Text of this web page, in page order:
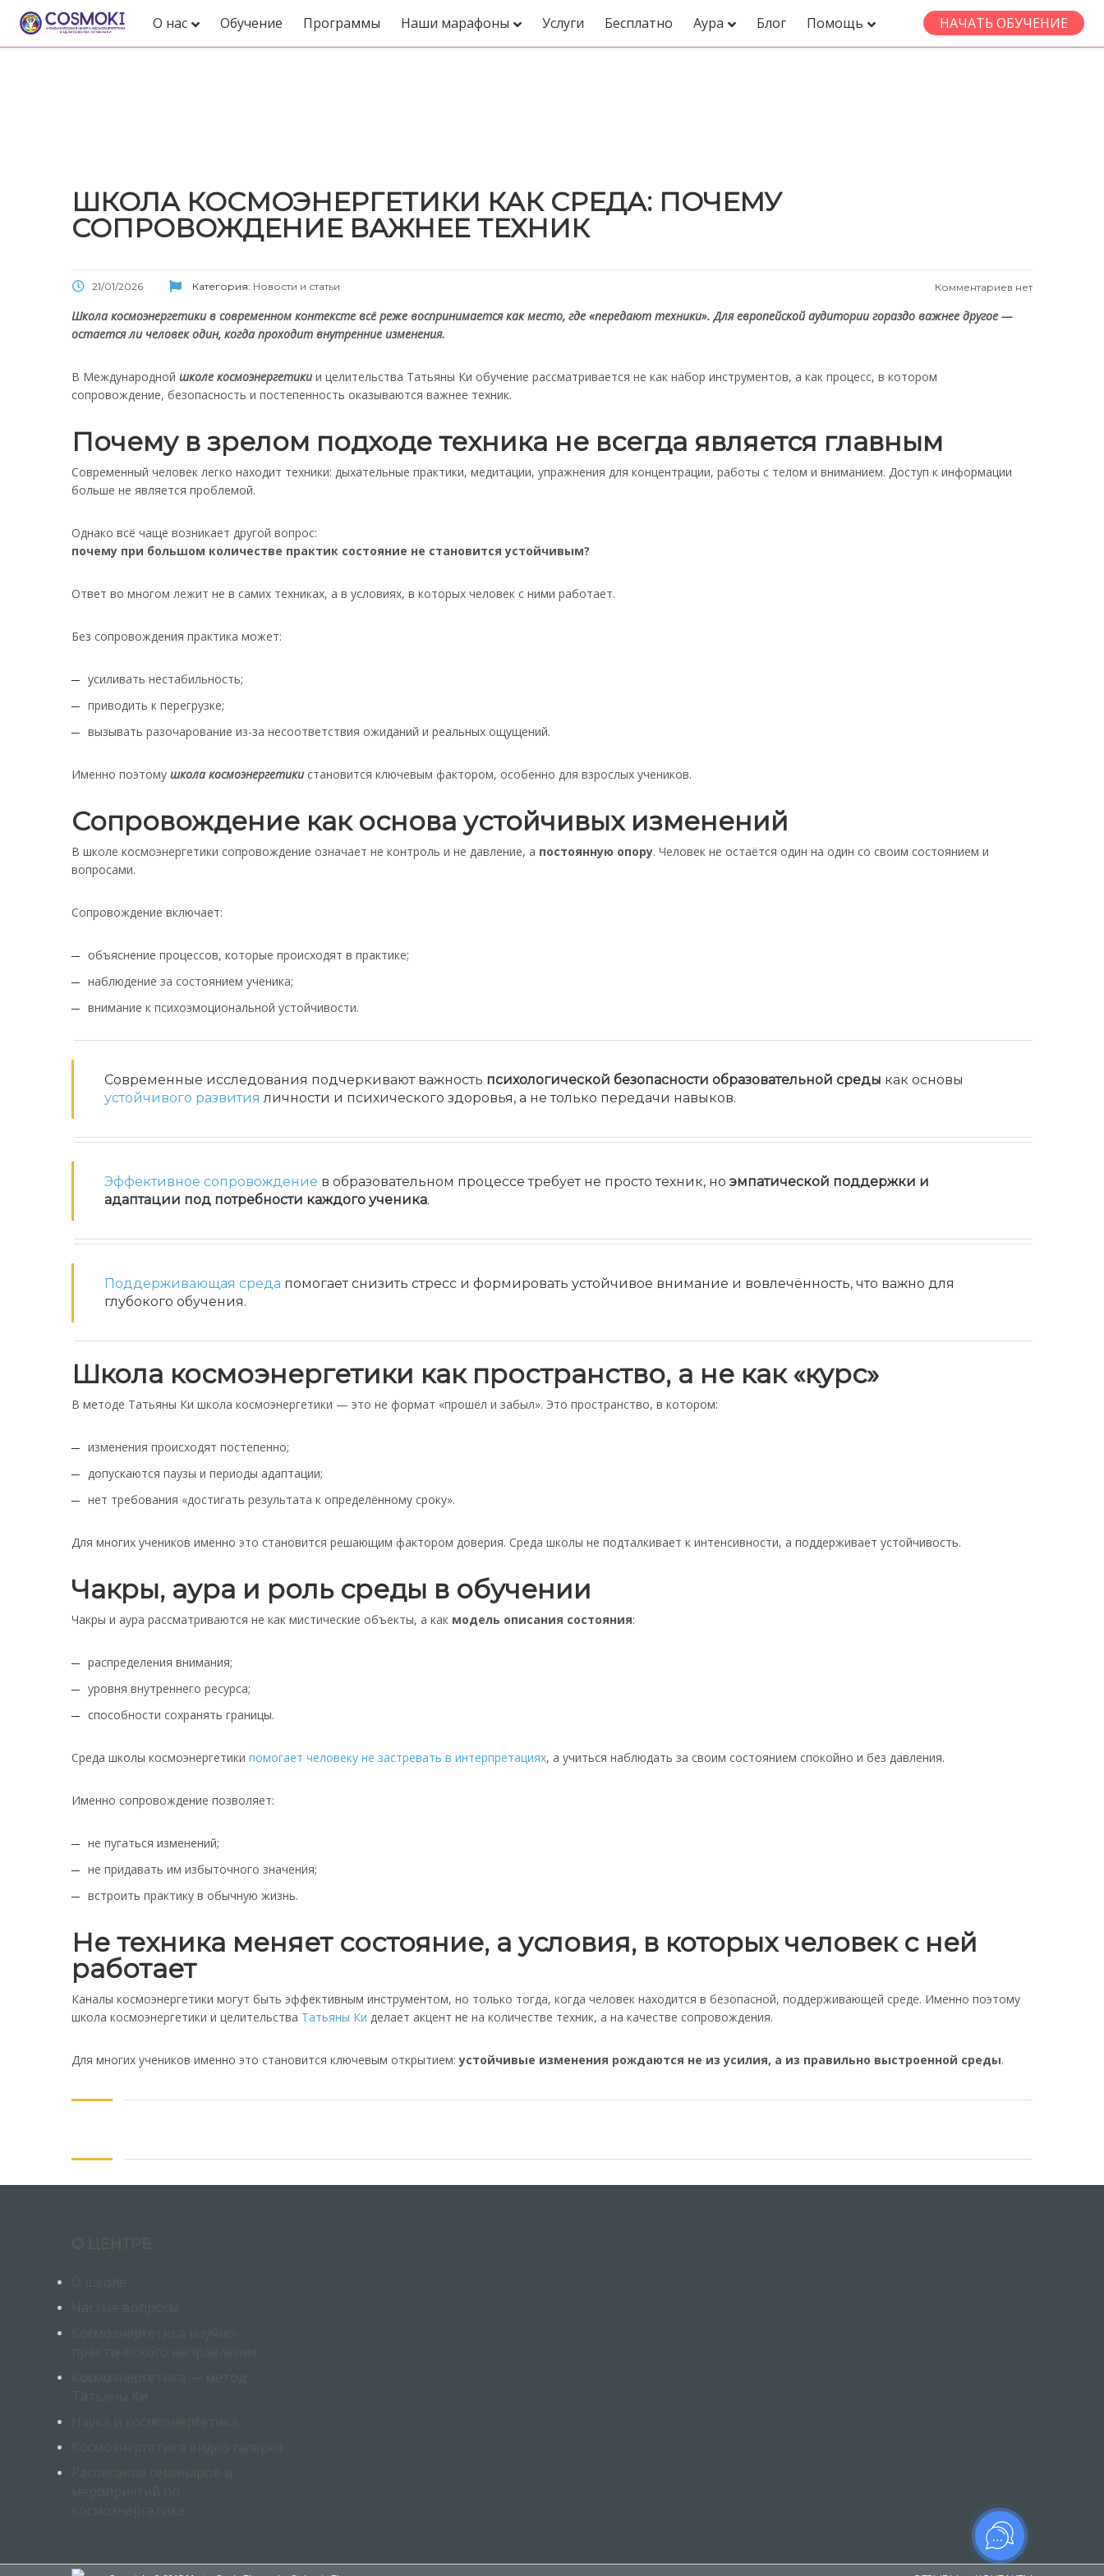
О нас Обучение Программы Наши марафоны Услуги Бесплатно Аура Блог Помощь НАЧАТЬ ОБУЧЕНИЕ
ШКОЛА КОСМОЭНЕРГЕТИКИ КАК СРЕДА: ПОЧЕМУ
СОПРОВОЖДЕНИЕ ВАЖНЕЕ ТЕХНИК
21/01/2026 Категория: Новости и статьи Комментариев нет
Школа космоэнергетики в современном контексте всё реже воспринимается как место, где «передают техники». Для европейской аудитории гораздо важнее другое —
остается ли человек один, когда проходит внутренние изменения.
В Международной школе космоэнергетики и целительства Татьяны Ки обучение рассматривается не как набор инструментов, а как процесс, в котором
сопровождение, безопасность и постепенность оказываются важнее техник.
Почему в зрелом подходе техника не всегда является главным
Современный человек легко находит техники: дыхательные практики, медитации, упражнения для концентрации, работы с телом и вниманием. Доступ к информации
больше не является проблемой.
Однако всё чаще возникает другой вопрос:
почему при большом количестве практик состояние не становится устойчивым?
Ответ во многом лежит не в самих техниках, а в условиях, в которых человек с ними работает.
Без сопровождения практика может:
усиливать нестабильность;
приводить к перегрузке;
вызывать разочарование из-за несоответствия ожиданий и реальных ощущений.
Именно поэтому школа космоэнергетики становится ключевым фактором, особенно для взрослых учеников.
Сопровождение как основа устойчивых изменений
В школе космоэнергетики сопровождение означает не контроль и не давление, а постоянную опору. Человек не остаётся один на один со своим состоянием и
вопросами.
Сопровождение включает:
объяснение процессов, которые происходят в практике;
наблюдение за состоянием ученика;
внимание к психоэмоциональной устойчивости.
Современные исследования подчеркивают важность психологической безопасности образовательной среды как основы
устойчивого развития личности и психического здоровья, а не только передачи навыков.
Эффективное сопровождение в образовательном процессе требует не просто техник, но эмпатической поддержки и
адаптации под потребности каждого ученика.
Поддерживающая среда помогает снизить стресс и формировать устойчивое внимание и вовлечённость, что важно для
глубокого обучения.
Школа космоэнергетики как пространство, а не как «курс»
В методе Татьяны Ки школа космоэнергетики — это не формат «прошёл и забыл». Это пространство, в котором:
изменения происходят постепенно;
допускаются паузы и периоды адаптации;
нет требования «достигать результата к определённому сроку».
Для многих учеников именно это становится решающим фактором доверия. Среда школы не подталкивает к интенсивности, а поддерживает устойчивость.
Чакры, аура и роль среды в обучении
Чакры и аура рассматриваются не как мистические объекты, а как модель описания состояния:
распределения внимания;
уровня внутреннего ресурса;
способности сохранять границы.
Среда школы космоэнергетики помогает человеку не застревать в интерпретациях, а учиться наблюдать за своим состоянием спокойно и без давления.
Именно сопровождение позволяет:
не пугаться изменений;
не придавать им избыточного значения;
встроить практику в обычную жизнь.
Не техника меняет состояние, а условия, в которых человек с ней
работает
Каналы космоэнергетики могут быть эффективным инструментом, но только тогда, когда человек находится в безопасной, поддерживающей среде. Именно поэтому
школа космоэнергетики и целительства Татьяны Ки делает акцент не на количестве техник, а на качестве сопровождения.
Для многих учеников именно это становится ключевым открытием:устойчивые изменения рождаются не из усилия, а из правильно выстроенной среды.